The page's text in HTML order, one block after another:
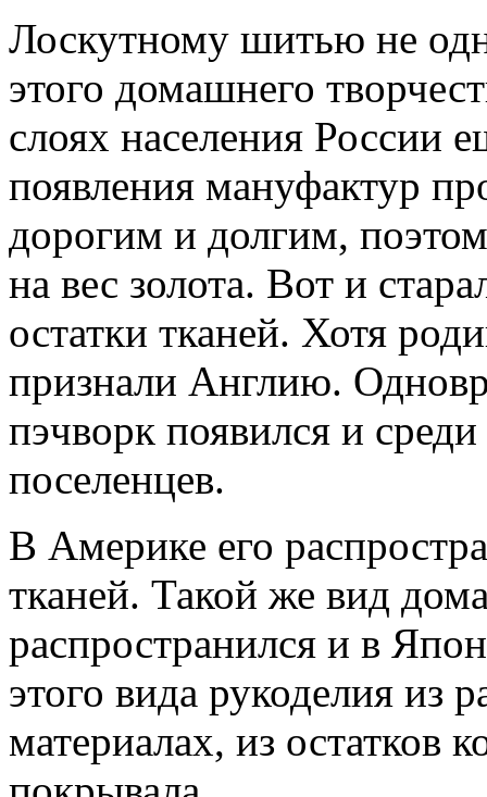
Лоскутному шитью не
этого домашнего
слоях населения России
появления мануфактур
дорогим и долгим,
на вес золота. Вот и
остатки тканей. Хотя
признали Англию.
пэчворк появился и
поселенцев.
В Америке его
тканей. Такой же вид
распространился и в
этого вида рукоделия из
материалах, из остатков